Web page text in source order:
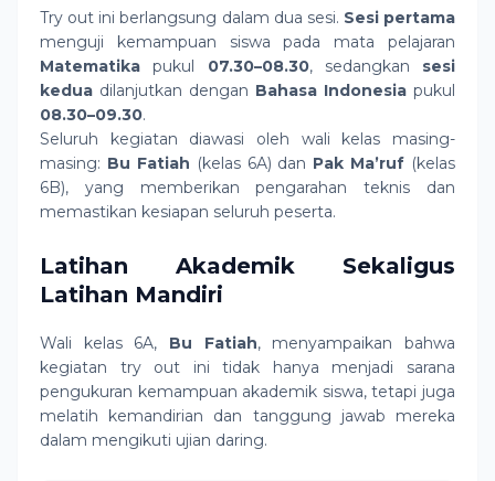
Try out ini berlangsung dalam dua sesi. Sesi pertama
menguji kemampuan siswa pada mata pelajaran
Matematika pukul 07.30–08.30, sedangkan sesi
kedua dilanjutkan dengan Bahasa Indonesia pukul
08.30–09.30.
Seluruh kegiatan diawasi oleh wali kelas masing-
masing: Bu Fatiah (kelas 6A) dan Pak Ma’ruf (kelas
6B), yang memberikan pengarahan teknis dan
memastikan kesiapan seluruh peserta.
Latihan Akademik Sekaligus
Latihan Mandiri
Wali kelas 6A, Bu Fatiah, menyampaikan bahwa
kegiatan try out ini tidak hanya menjadi sarana
pengukuran kemampuan akademik siswa, tetapi juga
melatih kemandirian dan tanggung jawab mereka
dalam mengikuti ujian daring.